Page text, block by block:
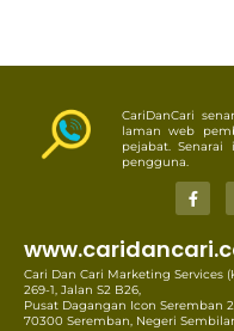
CariDanCari
laman web
pejabat.
pengguna.
Cari Dan Cari Marketing Services
269-1, Jalan S2 B26,
Pusat Dagangan Icon Seremban
70300 Seremban, Negeri